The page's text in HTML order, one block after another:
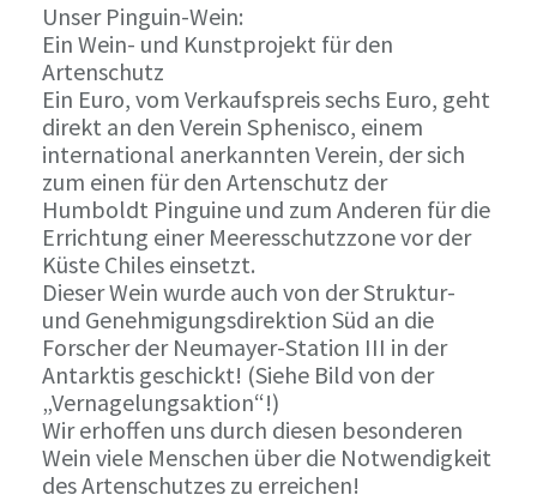
Unser Pinguin-Wein:
Ein Wein- und Kunstprojekt für den
Artenschutz
Ein Euro, vom Verkaufspreis sechs Euro, geht
direkt an den Verein Sphenisco, einem
international anerkannten Verein, der sich
zum einen für den Artenschutz der
Humboldt Pinguine und zum Anderen für die
Errichtung einer Meeresschutzzone vor der
Küste Chiles einsetzt.
Dieser Wein wurde auch von der Struktur-
und Genehmigungsdirektion Süd an die
Forscher der Neumayer-Station III in der
Antarktis geschickt! (Siehe Bild von der
„Vernagelungsaktion“!)
Wir erhoffen uns durch diesen besonderen
Wein viele Menschen über die Notwendigkeit
des Artenschutzes zu erreichen!